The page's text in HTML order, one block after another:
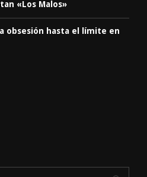
«Los Malos»
obsesión hasta el límite en